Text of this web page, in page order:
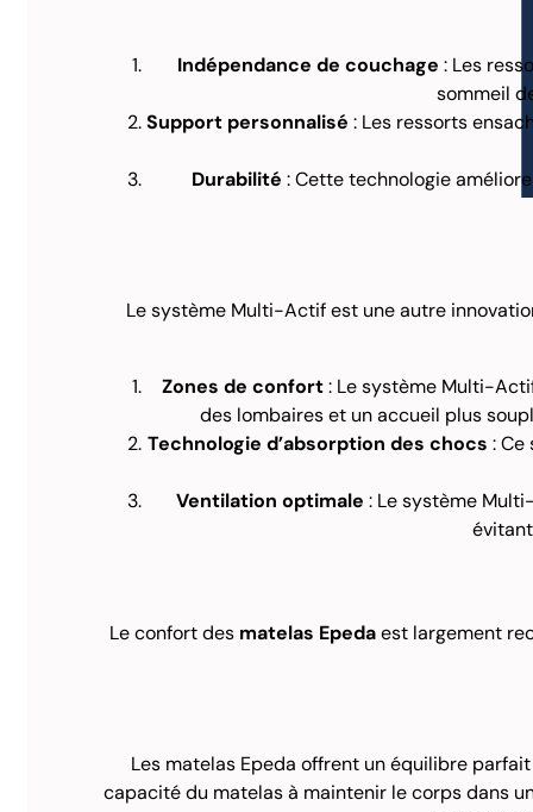
Indépendance de couchage : Les
sommeil
Support personnalisé : Les ressorts
Durabilité : Cette technologie
Le système Multi-Actif est une autre
Zones de confort: Le système Multi-
des lombaires et un accueil plus
Technologie d’absorption des chocs :
Ventilation optimale : Le système
Le confort des matelas Epedaest largement
Les matelas Epeda offrent un équilibre
capacité du matelas à maintenir le corps dans